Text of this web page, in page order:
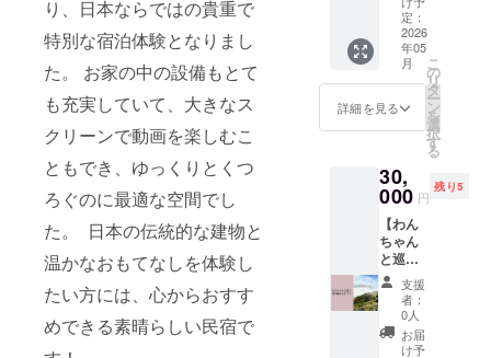
り、日本ならではの貴重で
特別な宿泊体験となりまし
た。 お家の中の設備もとて
も充実していて、大きなス
クリーンで動画を楽しむこ
ともでき、ゆっくりとくつ
ろぐのに最適な空間でし
た。 日本の伝統的な建物と
温かなおもてなしを体験し
たい方には、心からおすす
めできる素晴らしい民宿で
保存
消費期
限：お
届け後
約3か月
原材
料 ：
魚肉す
（スケ
トウダ
ラ、砂
糖）
（国内
製
造）、
オキア
ミ（韓
国（南
極海水
日はご
利用で
きませ
ん。）
※ご予約
詳細
は、ご
メール
にてご
連絡い
たしま
す。
はでき
ませ
ん。 ※
わん
ちゃん
と同行
ツアー
です。
※山中を
歩きま
すの
で、体
力に自
信のな
い方は
ご遠慮
くださ
きる素
敵な
ドッグ
ラン設
置に大
切に活
す。
〈ご提
法〉 ・
感謝の
気持ち
を込め
て、手
書きで
書いた
お手紙
和8年5
月〜令
和9年5
月まで
の平日
限定の
お得な
す。 ど
の日付
でも、
何名で
も（定
員5名）
￥30,00
0でご宿
泊いた
だけま
す。 ・
定：
2026
年05
月
詳細を見る
こ
の
リ
タ
ー
ン
を
選
択
す
る
30,
000 円
残り5
【わん
ちゃん
と巡る
竹田城
ガイド
アー】
地元の
支援
者：
0人
お届
け予